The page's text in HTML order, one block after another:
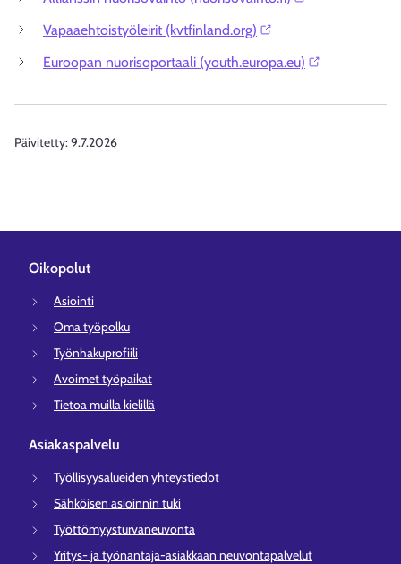
Vapaaehtoistyöleirit (kvtfinland.org)⁠
Euroopan nuorisoportaali (youth.europa.eu)⁠
Päivitetty:9.7.2026
Oikopolut
Asiointi
Oma työpolku
Työnhakuprofiili
Avoimet työpaikat
Tietoa muilla kielillä
Asiakaspalvelu
Työllisyysalueiden yhteystiedot
Sähköisen asioinnin tuki
Työttömyysturvaneuvonta
Yritys- ja työnantaja-asiakkaan neuvontapalvelut